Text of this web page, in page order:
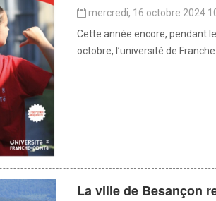
mercredi, 16 octobre 2024
Cette année encore, pendant
octobre, l’université de
La ville de Besançon